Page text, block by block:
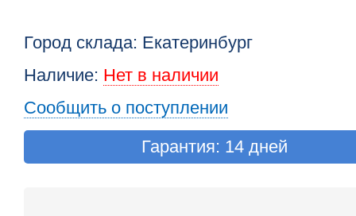
Город склада: Екатеринбург
Наличие: Нет в наличии
Сообщить о поступлении
Гарантия: 14 дней